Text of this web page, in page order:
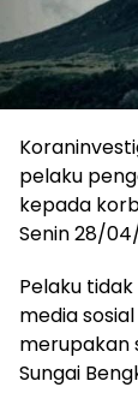
pelaku
kepada
Senin 28/
Pelaku
media
merupakan
Sungai